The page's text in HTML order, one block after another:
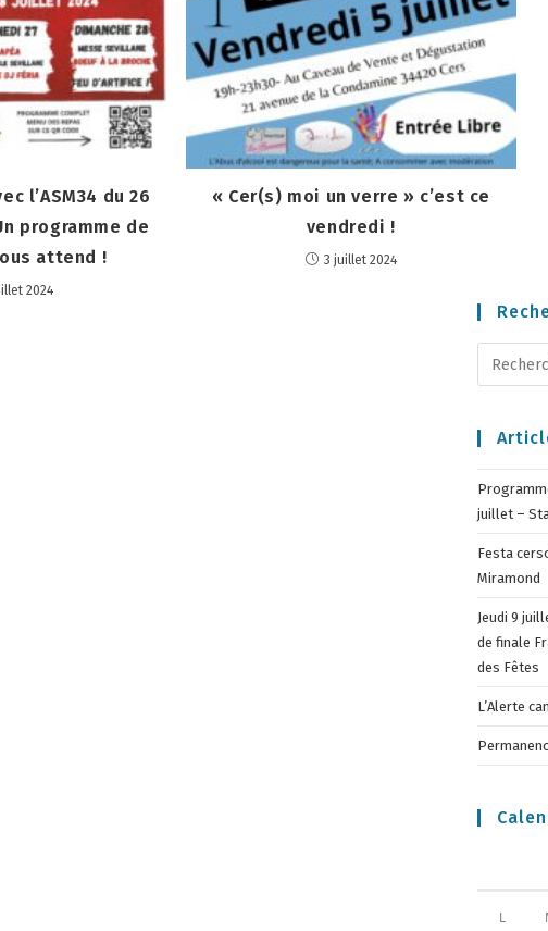
l’ASM34 du 26
programme de
attend !
2024
« Cer(s) moi un verre » c’est ce
vendredi !
3 juillet 2024
juillet –
Festa
Miramond
Jeudi 9
de finale
des Fêtes
L’Alerte
L